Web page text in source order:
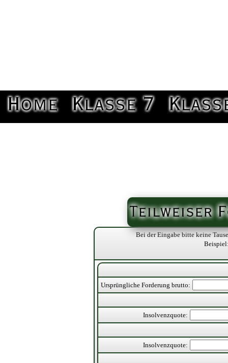
Home Klasse 7
Teilweiser
Bei der Eingabe bitte keine
Ursprüngliche Forderung brutto:
Insolvenzquote:
Insolvenzquote: